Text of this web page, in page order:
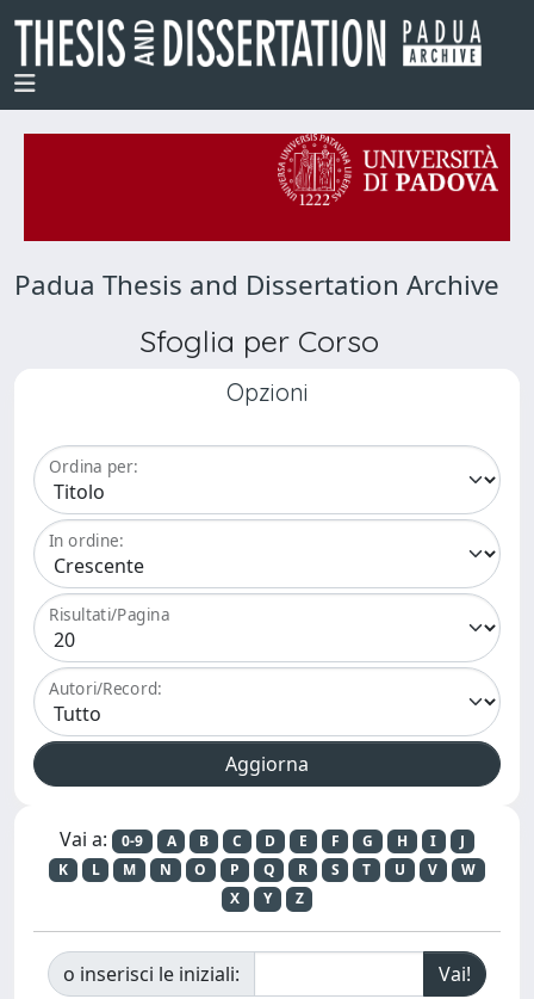
Padua Thesis and Dissertation Archive
Sfoglia per Corso
Opzioni
Ordina per:
In ordine:
Risultati/Pagina
Autori/Record:
Vai a: 0-9 A B C D E F G H I
J
K
L M N O P Q R S T U V
W
X
Y Z
o inserisci le iniziali: